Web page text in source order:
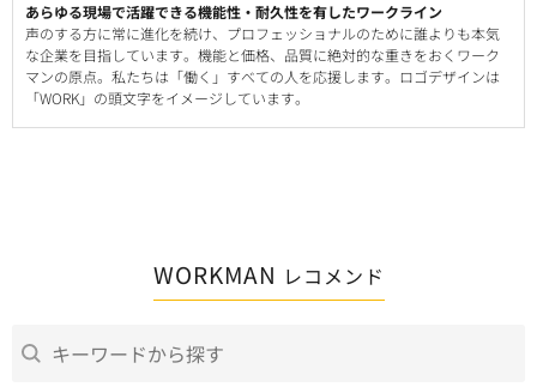
あらゆる現場で活躍できる機能性・耐久性を有したワークライン
声のする方に常に進化を続け、プロフェッショナルのために誰よりも本気
な企業を目指しています。機能と価格、品質に絶対的な重きをおくワーク
マンの原点。私たちは「働く」すべての人を応援します。ロゴデザインは
「WORK」の頭文字をイメージしています。
WORKMAN レコメンド